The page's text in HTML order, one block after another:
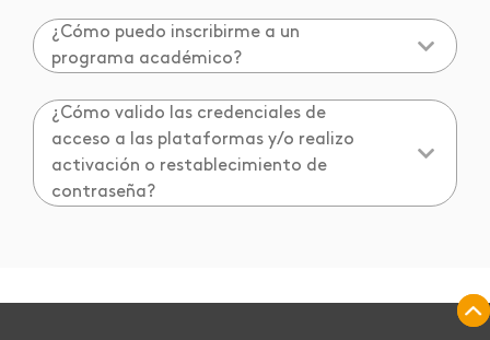
¿Cómo puedo inscribirme a un
programa académico?
¿Cómo valido las credenciales de
acceso a las plataformas y/o realizo
activación o restablecimiento de
contraseña?